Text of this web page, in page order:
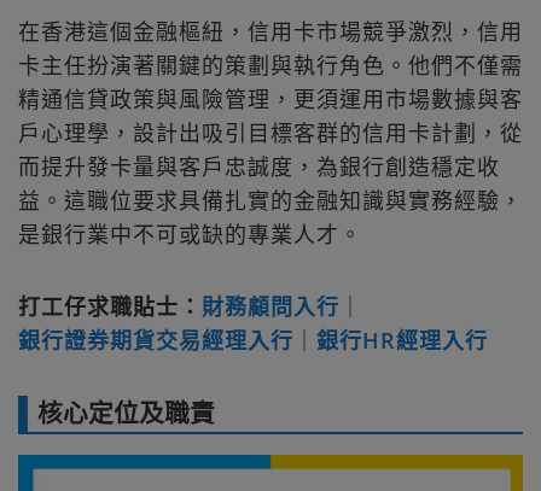
在香港這個金融樞紐，信用卡市場競爭激烈，信用
卡主任扮演著關鍵的策劃與執行角色。他們不僅需
精通信貸政策與風險管理，更須運用市場數據與客
戶心理學，設計出吸引目標客群的信用卡計劃，從
而提升發卡量與客戶忠誠度，為銀行創造穩定收
益。這職位要求具備扎實的金融知識與實務經驗，
是銀行業中不可或缺的專業人才。
打工仔求職貼士： 財務顧問入行
銀行證券期貨交易經理入行
銀行HR經理入行
核心定位及職責